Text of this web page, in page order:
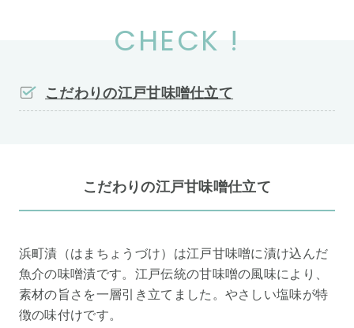
CHECK !
こだわりの江戸甘味噌仕立て
こだわりの江戸甘味噌仕立て
浜町漬（はまちょうづけ）は江戸甘味噌に漬け込んだ
魚介の味噌漬です。江戸伝統の甘味噌の風味により、
素材の旨さを一層引き立てました。やさしい塩味が特
徴の味付けです。